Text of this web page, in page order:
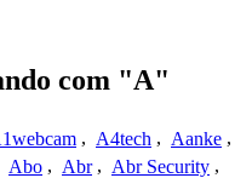
com "A"
, A4tech , Aanke ,
Abo , Abr , Abr Security ,